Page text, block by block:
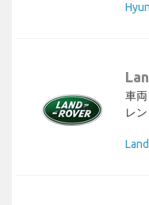
車両
レ